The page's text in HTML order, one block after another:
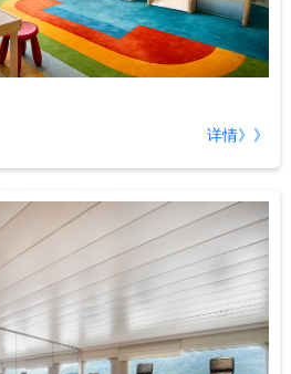
详情》》